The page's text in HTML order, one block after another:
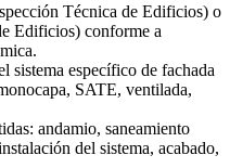
Técnica de Edificios) o
Edificios) conforme a
sistema específico de fachada
SATE, ventilada,
andamio, saneamiento
del sistema, acabado,